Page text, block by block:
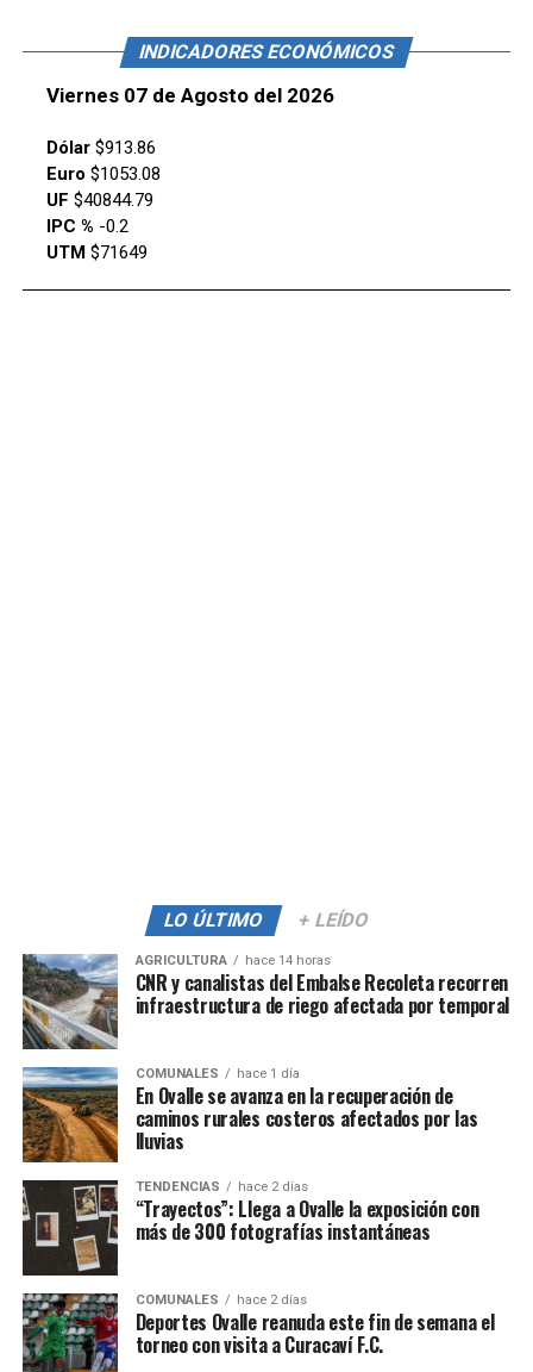
INDICADORES ECONÓMICOS
Viernes 07 de Agosto del 2026
Dólar$913.86
Euro $1053.08
UF $40844.79
IPC % -0.2
UTM$71649
LO ÚLTIMO + LEÍDO
AGRICULTURA hace 14 horas
CNR y canalistas del Embalse Recoleta recorren
infraestructura de riego afectada por temporal
COMUNALES hace 1 día
En Ovalle se avanza en la recuperación de
caminos rurales costeros afectados por las
lluvias
TENDENCIAS hace 2 días
“Trayectos”: Llega a Ovalle la exposición con
más de 300 fotografías instantáneas
COMUNALES hace 2 días
Deportes Ovalle reanuda este fin de semana el
torneo con visita a Curacaví F.C.